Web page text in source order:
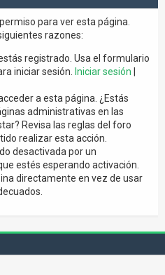
para ver esta página.
razones:
registrado. Usa el formulario
iniciar sesión.
Iniciar sesión
a esta página. ¿Estás
administrativas en las
Revisa las reglas del foro
realizar esta acción.
desactivada por un
estés esperando activación.
directamente en vez de usar